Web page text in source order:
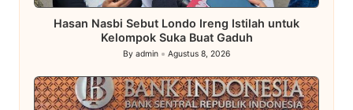
in
Hasan Nasbi Sebut Londo Ireng Istilah untuk
Kelompok Suka Buat Gaduh
Posted
by
By admin Agustus 8, 2026